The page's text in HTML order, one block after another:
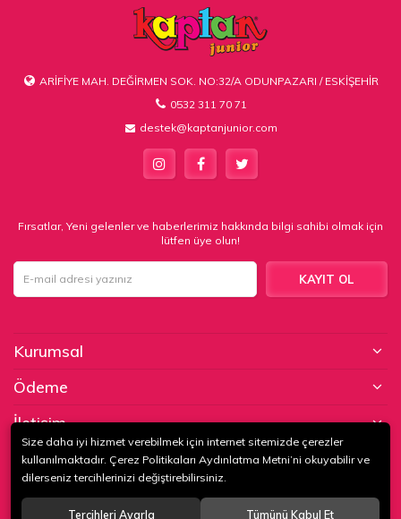
ARİFİYE MAH. DEĞİRMEN SOK. NO:32/A ODUNPAZARI / ESKİŞEHİR
0532 311 70 71
destek@kaptanjunior.com
Fırsatlar, Yeni gelenler ve haberlerimiz hakkında bilgi sahibi olmak için
lütfen üye olun!
KAYIT OL
Kurumsal
Ödeme
İletişim
© 2020KAPTAN KUNDURA DERİ MAMÜLLERİ KONF. TİC. VE SAN. LTD.
ŞTİ. Tüm hakları saklıdır.
Size daha iyi hizmet verebilmek için internet sitemizde çerezler
kullanılmaktadır. Çerez Politikaları Aydınlatma Metni’ni okuyabilir ve
dilerseniz tercihlerinizi değiştirebilirsiniz.
Tercihleri Ayarla Tümünü Kabul Et